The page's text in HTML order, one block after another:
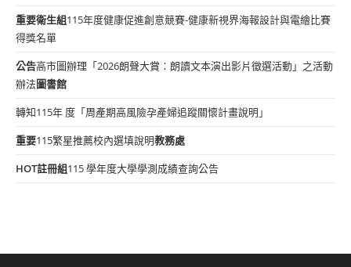
重要衛生組115年度健康促進創意競賽-健康新視界海報設計與電繪比賽
得獎名單
公告高市圖辦理「2026朗聲大賞：朗讀文本演出影片徵選活動」之活動
辦法圖書館
轉知115年 度「周產期高風險孕產婦追蹤關懷計畫說明」
重要115繁星推薦校內選填說明教務處
HOT註冊組115 學年度大學學測成績查詢公告